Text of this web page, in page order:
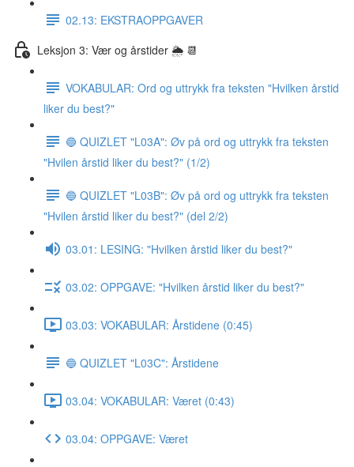
02.13: EKSTRAOPPGAVER
Leksjon 3: Vær og årstider 🌦 📆
VOKABULAR: Ord og uttrykk fra teksten "Hvilken årstid
liker du best?"
🔵 QUIZLET "L03A": Øv på ord og uttrykk fra teksten
"Hvilen årstid liker du best?" (1/2)
🔵 QUIZLET "L03B": Øv på ord og uttrykk fra teksten
"Hvilen årstid liker du best?" (del 2/2)
03.01: LESING: "Hvilken årstid liker du best?"
03.02: OPPGAVE: "Hvilken årstid liker du best?"
03.03: VOKABULAR: Årstidene (0:45)
🔵 QUIZLET "L03C": Årstidene
03.04: VOKABULAR: Været (0:43)
03.04: OPPGAVE: Været